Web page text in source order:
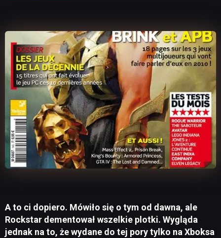
A to ci dopiero. Mówiło się o tym od dawna, ale
Rockstar dementował wszelkie plotki. Wygląda
jednak na to, że wydane do tej pory tylko na Xboksa